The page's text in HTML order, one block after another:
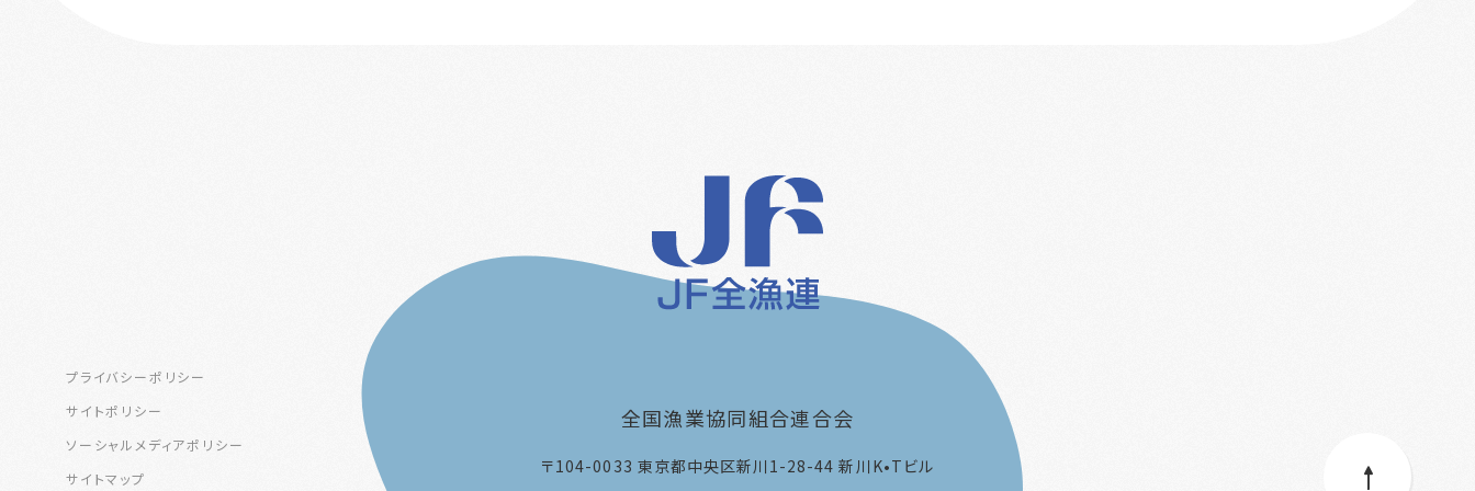
プライバシーポリシー
サイトポリシー
ソーシャルメディアポリシー
サイトマップ
全国漁業協同組合連合会
〒104-0033 東京都中央区新川1-28-44 新川K•Tビル